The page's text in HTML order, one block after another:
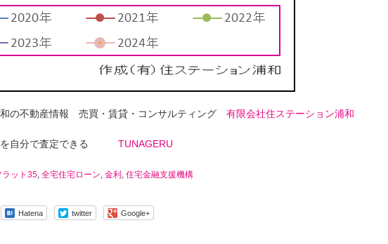
の不動産情報 売買・賃貸・コンサルティング 有限会社住ステーション浦和
を自分で査定できる TUNAGERU
ラット35, 全宅住宅ローン, 金利 , 住宅金融支援機構
Hatena twitter Google+